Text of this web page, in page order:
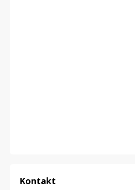
Kontakt